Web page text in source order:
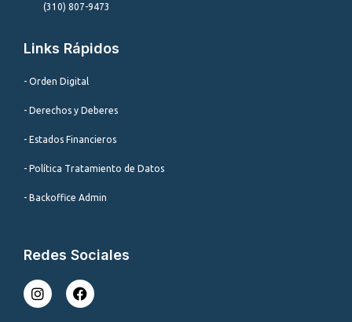
(310) 807-9473
Links Rápidos
- Orden Digital
- Derechos y Deberes
- Estados Financieros
- Política Tratamiento de Datos
- Backoffice Admin
Redes Sociales
I
n
F
a